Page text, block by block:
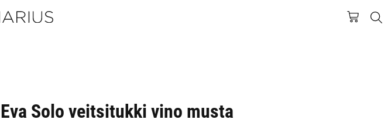
Eva Solo veitsitukki vino musta